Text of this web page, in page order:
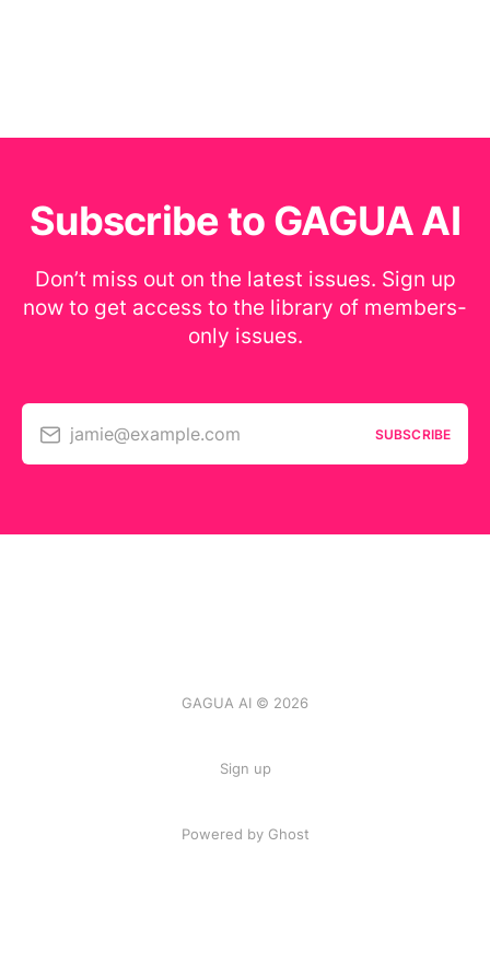
Subscribe to GAGUA AI
Don’t miss out on the latest issues. Sign up
now to get access to the library of members-
only issues.
jamie@example.com SUBSCRIBE
GAGUA AI © 2026
Sign up
Powered by Ghost